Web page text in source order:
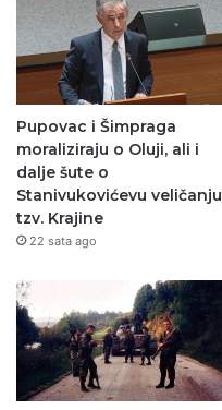
Pupovac i Šimpraga
moraliziraju o Oluji, ali i
dalje šute o
Stanivukovićevu veličanju
tzv. Krajine
22 sata ago